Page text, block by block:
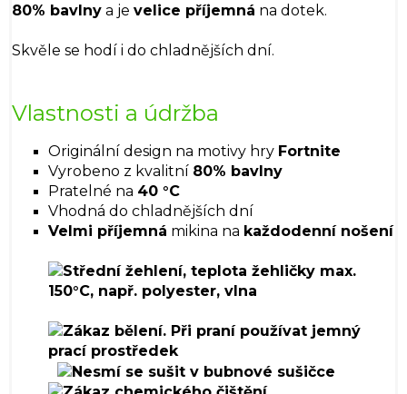
80% bavlny a je velice příjemná na dotek.
Skvěle se hodí i do chladnějších dní.
Vlastnosti a údržba
Originální design na motivy hry Fortnite
Vyrobeno z kvalitní 80% bavlny
Pratelné na 40 °C
Vhodná do chladnějších dní
Velmi příjemná mikina na každodenní nošení